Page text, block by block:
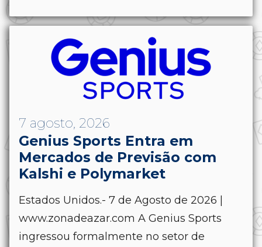
7 agosto, 2026
Genius Sports Entra em
Mercados de Previsão com
Kalshi e Polymarket
Estados Unidos.- 7 de Agosto de 2026 |
www.zonadeazar.com A Genius Sports
ingressou formalmente no setor de